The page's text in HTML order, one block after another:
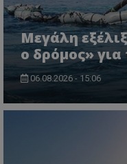
Μεγάλη
ο δρόμος» για
06.08.2026 - 15:06